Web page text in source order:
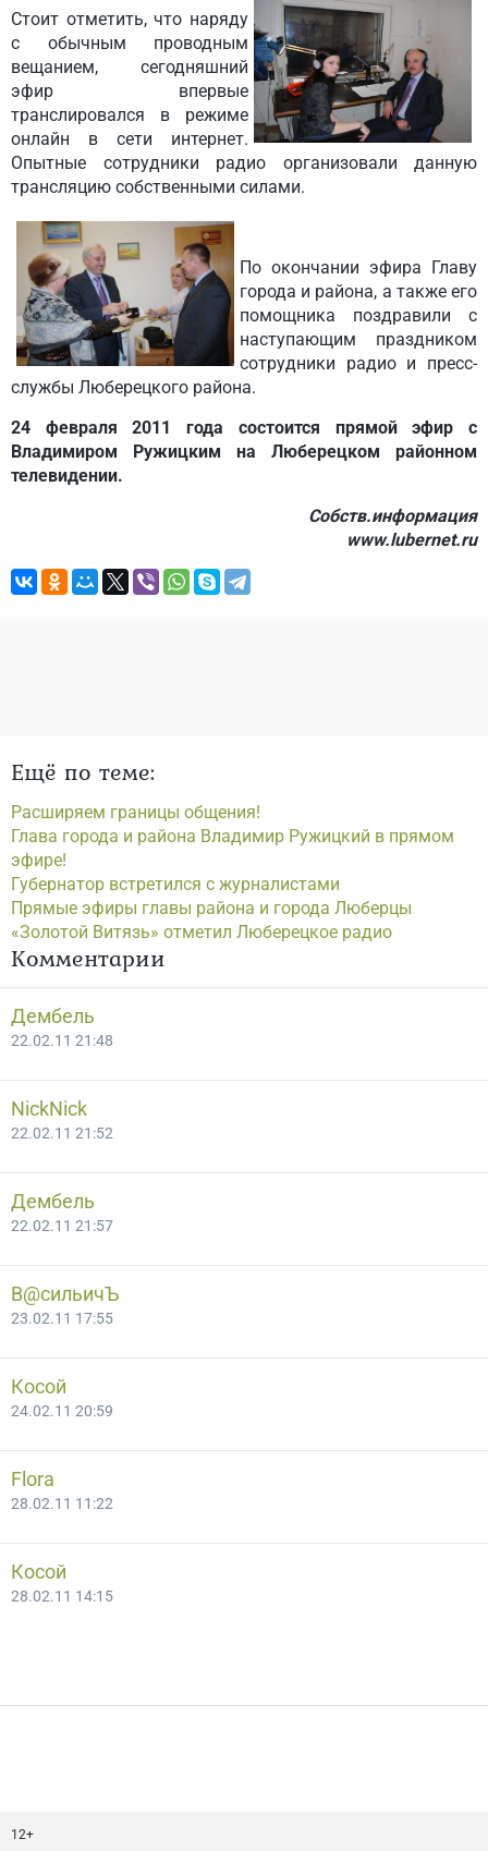
Стоит отметить, что наряду
с обычным проводным
вещанием, сегодняшний
эфир впервые
транслировался в режиме
онлайн в сети интернет.
Опытные сотрудники радио организовали данную
трансляцию собственными силами.
По окончании эфира Главу
города и района, а также его
помощника поздравили с
наступающим праздником
сотрудники радио и пресс-
службы Люберецкого района.
24 февраля 2011 года состоится прямой эфир с
Владимиром Ружицким на Люберецком районном
телевидении.
Собств.информация
www.lubernet.ru
Ещё по теме:
Расширяем границы общения!
Глава города и района Владимир Ружицкий в прямом
эфире!
Губернатор встретился с журналистами
Прямые эфиры главы района и города Люберцы
«Золотой Витязь» отметил Люберецкое радио
Комментарии
Дембель
22.02.11 21:48
NickNick
22.02.11 21:52
Дембель
22.02.11 21:57
В@cильичЪ
23.02.11 17:55
Косой
24.02.11 20:59
Flora
28.02.11 11:22
Косой
28.02.11 14:15
12+